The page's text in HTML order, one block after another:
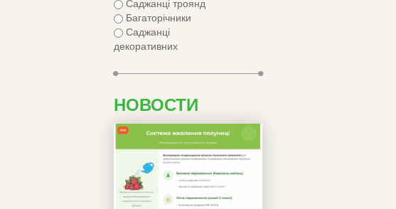
Саджанці троянд
Багаторічники
Саджанці
декоративних
НОВОСТИ